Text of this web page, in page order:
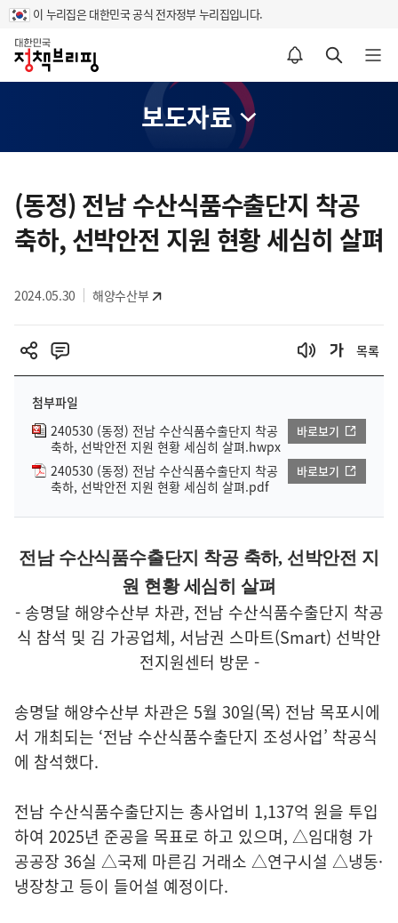
이 누리집은 대한민국 공식 전자정부 누리집입니다.
홈
알림설정 바로가기 검색 바로가기 메뉴 열기
보도자료
텐
츠
영
(동정) 전남 수산식품수출단지 착공
축하, 선박안전 지원 현황 세심히 살펴
2024.05.30 해양수산부
목록
첨부파일
240530 (동정) 전남 수산식품수출단지 착공
축하, 선박안전 지원 현황 세심히 살펴.hwpx
바로보기
240530 (동정) 전남 수산식품수출단지 착공
축하, 선박안전 지원 현황 세심히 살펴.pdf
바로보기
전남 수산식품수출단지 착공 축하, 선박안전 지
원 현황 세심히 살펴
- 송명달 해양수산부 차관, 전남 수산식품수출단지 착공
식 참석 및 김 가공업체, 서남권 스마트(Smart) 선박안
전지원센터 방문 -
송명달 해양수산부 차관은 5월 30일(목) 전남 목포시에
서 개최되는 ‘전남 수산식품수출단지 조성사업’ 착공식
에 참석했다.
전남 수산식품수출단지는 총사업비 1,137억 원을 투입
하여 2025년 준공을 목표로 하고 있으며, △임대형 가
공공장 36실 △국제 마른김 거래소 △연구시설 △냉동·
냉장창고 등이 들어설 예정이다.